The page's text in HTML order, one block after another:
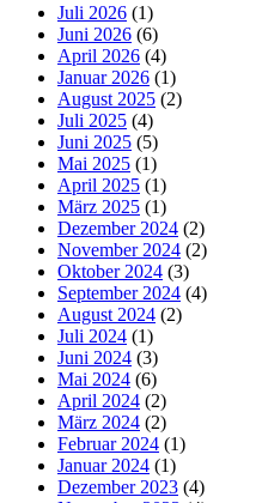
Juli 2026 (1)
Juni 2026 (6)
April 2026 (4)
Januar 2026 (1)
August 2025 (2)
Juli 2025 (4)
Juni 2025 (5)
Mai 2025 (1)
April 2025 (1)
März 2025 (1)
Dezember 2024 (2)
November 2024 (2)
Oktober 2024 (3)
September 2024 (4)
August 2024 (2)
Juli 2024 (1)
Juni 2024 (3)
Mai 2024 (6)
April 2024 (2)
März 2024 (2)
Februar 2024 (1)
Januar 2024 (1)
Dezember 2023 (4)